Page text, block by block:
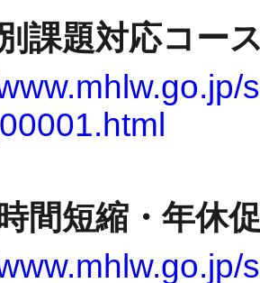
別課題対応コー
時間短縮・年休